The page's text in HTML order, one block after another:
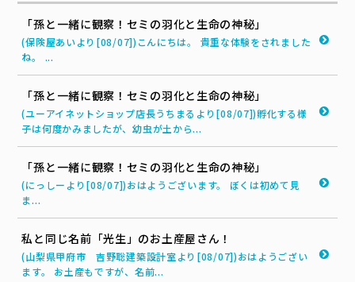
「孫と一緒に観察！セミの羽化と生命の神秘」
(保険屋あいより[08/07])こんにちは。 貴重な体験をされました
ね。 ...
「孫と一緒に観察！セミの羽化と生命の神秘」
(ユーアイネットショップ店長うちまるより[08/07])孵化する様
子は何度かみましたが、幼虫が土から...
「孫と一緒に観察！セミの羽化と生命の神秘」
(にっしーより[08/07])おはようございます。 ぼくは初めて見
ま...
私と同じ名前「光生」のお土産屋さん！
(山梨県甲府市 吉野聡建築設計室より[08/07])おはようござい
ます。 お土産もですが、名前...